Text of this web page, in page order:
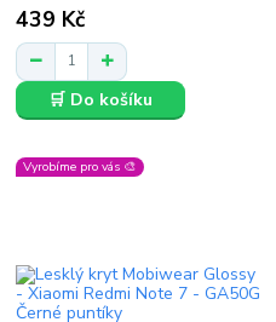
439 Kč
🛒 Do košíku
Vyrobíme pro vás 🎨